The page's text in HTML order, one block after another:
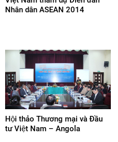
Nhân dân ASEAN 2014
Hội thảo Thương mại và Đầu
tư Việt Nam – Angola